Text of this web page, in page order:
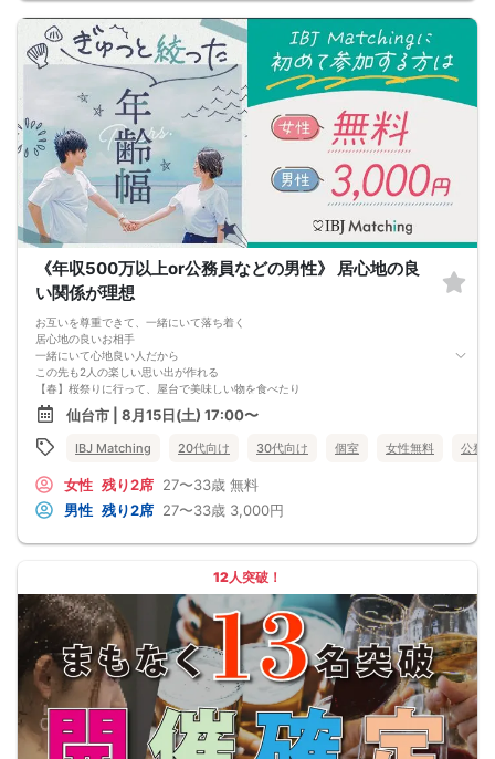
《年収500万以上or公務員などの男性》 居心地の良
い関係が理想
お互いを尊重できて、一緒にいて落ち着く
居心地の良いお相手
一緒にいて心地良い人だから
この先も2人の楽しい思い出が作れる
【春】桜祭りに行って、屋台で美味しい物を食べたり
【夏】海で水かけしたり、夜は一緒に花火をしたり
【秋】涼しくなってきて、山にピクニックしたり
【冬】一緒に年越しして正月はお家デートを楽しんだり
どんなモノにも変えられない
仙台市 | 8月15日(土) 17:00〜
IBJ Matching 20代向け 30代向け 個室 女性無料 公務
女性 残り2席 27〜33歳 無料
男性 残り2席 27〜33歳 3,000円
12人突破！